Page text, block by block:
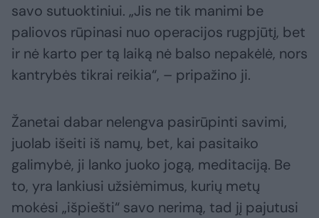
savo sutuoktiniui. „Jis ne tik manimi be
paliovos rūpinasi nuo operacijos rugpjūtį, bet
ir nė karto per tą laiką nė balso nepakėlė, nors
kantrybės tikrai reikia“, – pripažino ji.
Žanetai dabar nelengva pasirūpinti savimi,
juolab išeiti iš namų, bet, kai pasitaiko
galimybė, ji lanko juoko jogą, meditaciją. Be
to, yra lankiusi užsiėmimus, kurių metų
mokėsi „išpiešti“ savo nerimą, tad jį pajutusi